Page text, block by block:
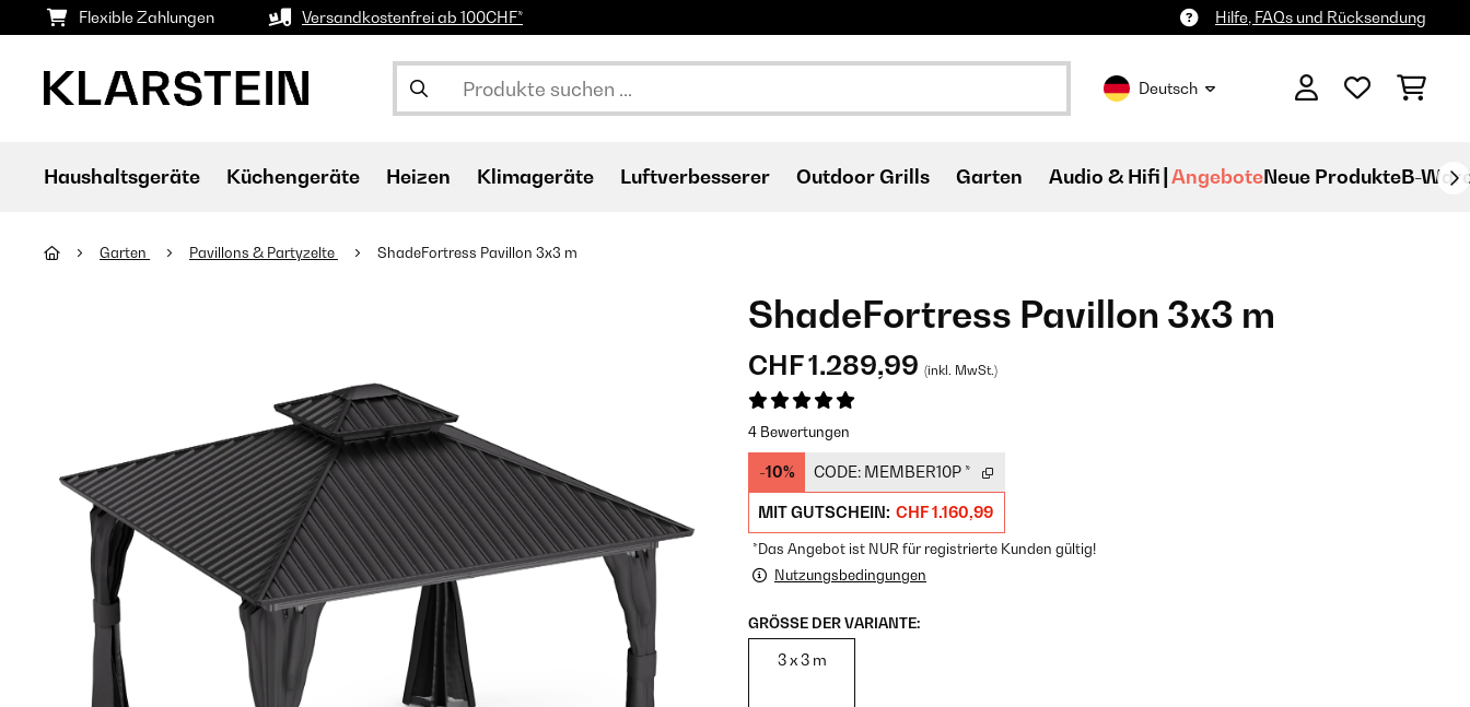
Flexible Zahlungen Versandkostenfrei ab 100CHF* Hilfe, FAQs und Rücksendung
Deutsch
Haushaltsgeräte Küchengeräte Heizen Klimageräte Luftverbesserer Outdoor Grills Garten Audio & Hifi AngeboteNeue ProdukteB-
Garten Pavillons & Partyzelte ShadeFortress Pavillon 3x3 m
ShadeFortress Pavillon 3x3 m
CHF 1.289,99 (inkl. MwSt.)
4 Bewertungen
-10% CODE: MEMBER10P *
MIT GUTSCHEIN: CHF 1.160,99
*Das Angebot ist NUR für registrierte Kunden gültig!
Nutzungsbedingungen
GRÖSSE DER VARIANTE:
3 x 3 m